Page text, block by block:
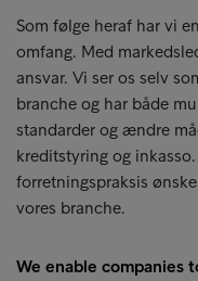
Som følge heraf har vi
omfang. Med
ansvar. Vi ser os selv
branche og har både
standarder og ændre
kreditstyring og
forretningspraksis
vores branche.
We enable companies